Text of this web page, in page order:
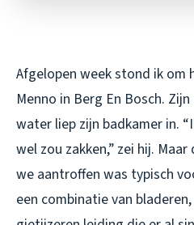
Afgelopen week stond ik om
Menno in Berg En Bosch.
water liep zijn badkamer in.
wel zou zakken,” zei hij.
we aantroffen was typisch
een combinatie van